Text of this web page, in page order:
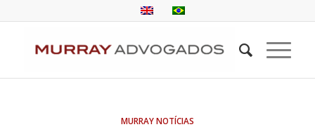
MURRAY NOTÍCIAS